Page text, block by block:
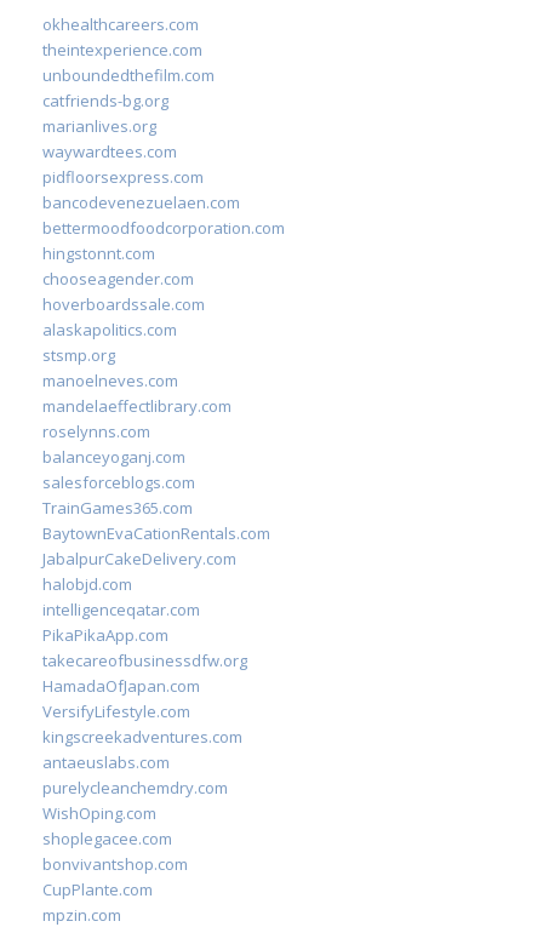
okhealthcareers.com
theintexperience.com
unboundedthefilm.com
catfriends-bg.org
marianlives.org
waywardtees.com
pidfloorsexpress.com
bancodevenezuelaen.com
bettermoodfoodcorporation.com
hingstonnt.com
chooseagender.com
hoverboardssale.com
alaskapolitics.com
stsmp.org
manoelneves.com
mandelaeffectlibrary.com
roselynns.com
balanceyoganj.com
salesforceblogs.com
TrainGames365.com
BaytownEvaCationRentals.com
JabalpurCakeDelivery.com
halobjd.com
intelligenceqatar.com
PikaPikaApp.com
takecareofbusinessdfw.org
HamadaOfJapan.com
VersifyLifestyle.com
kingscreekadventures.com
antaeuslabs.com
purelycleanchemdry.com
WishOping.com
shoplegacee.com
bonvivantshop.com
CupPlante.com
mpzin.com